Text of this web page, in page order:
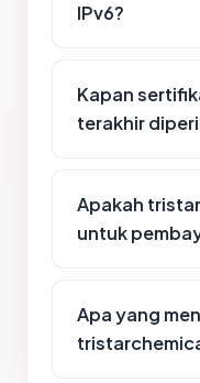
IPv6?
Kapan
terakhir
Apakah
untuk
Apa yang